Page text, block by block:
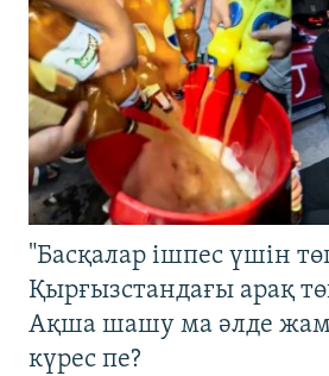
"Басқалар ішпес үшін
Қырғызстандағы арақ
Ақша шашу ма әлде
күрес пе?